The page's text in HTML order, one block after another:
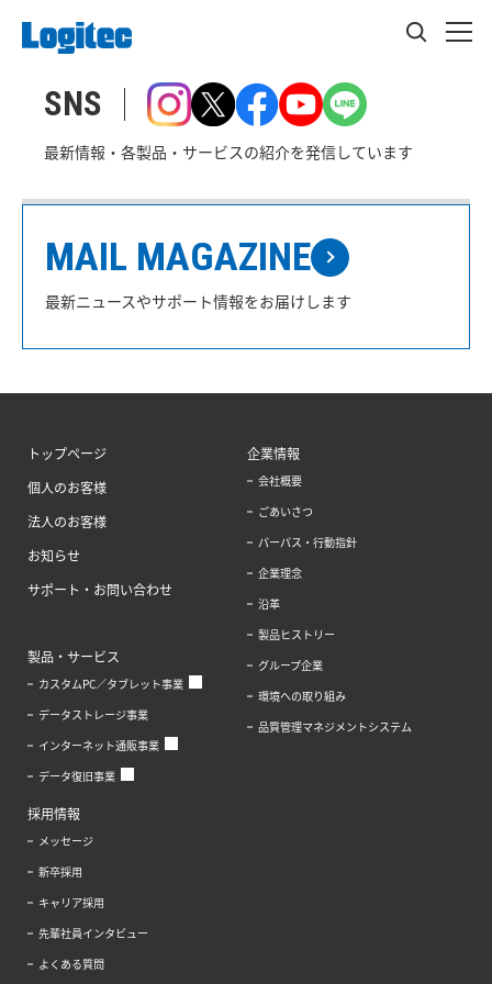
SNS
最新情報・各製品・サービスの紹介を発信しています
MAIL MAGAZINE
最新ニュースやサポート情報をお届けします
トップページ
個人のお客様
法人のお客様
お知らせ
サポート・お問い合わせ
製品・サービス
カスタムPC／タブレット事業
データストレージ事業
インターネット通販事業
データ復旧事業
企業情報
会社概要
ごあいさつ
パーパス・行動指針
企業理念
沿革
製品ヒストリー
グループ企業
環境への取り組み
品質管理マネジメントシステム
採用情報
メッセージ
新卒採用
キャリア採用
先輩社員インタビュー
よくある質問